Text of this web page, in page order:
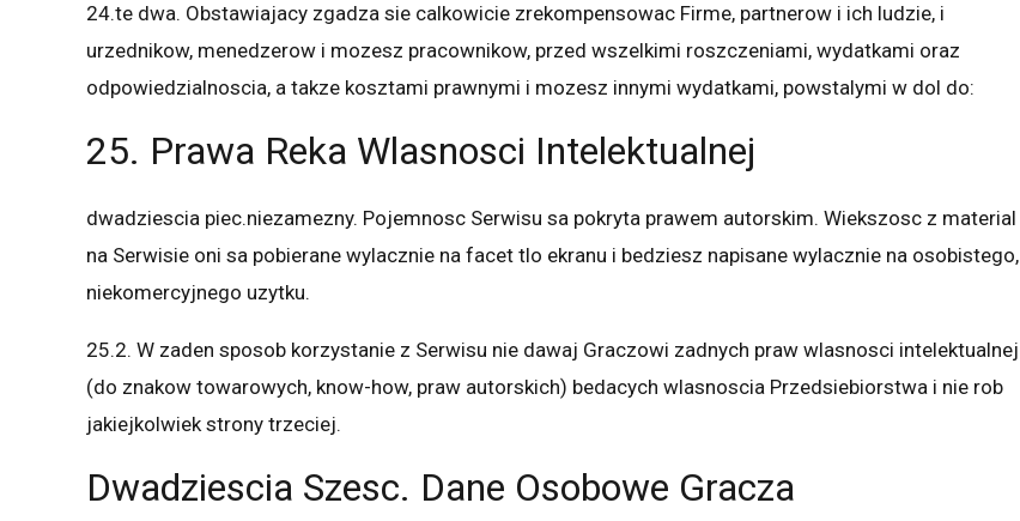
24.te dwa. Obstawiajacy zgadza sie calkowicie zrekompensowac Firme, partnerow i ich ludzie, i
urzednikow, menedzerow i mozesz pracownikow, przed wszelkimi roszczeniami, wydatkami oraz
odpowiedzialnoscia, a takze kosztami prawnymi i mozesz innymi wydatkami, powstalymi w dol do:
25. Prawa Reka Wlasnosci Intelektualnej
dwadziescia piec.niezamezny. Pojemnosc Serwisu sa pokryta prawem autorskim. Wiekszosc z material
na Serwisie oni sa pobierane wylacznie na facet tlo ekranu i bedziesz napisane wylacznie na osobistego,
niekomercyjnego uzytku.
25.2. W zaden sposob korzystanie z Serwisu nie dawaj Graczowi zadnych praw wlasnosci intelektualnej
(do znakow towarowych, know-how, praw autorskich) bedacych wlasnoscia Przedsiebiorstwa i nie rob
jakiejkolwiek strony trzeciej.
Dwadziescia Szesc. Dane Osobowe Gracza